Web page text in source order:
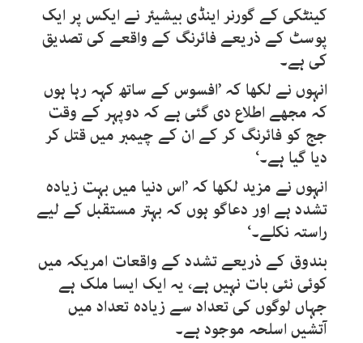
کینٹکی کے گورنر اینڈی بیشیئر نے ایکس پر ایک
پوسٹ کے ذریعے فائرنگ کے واقعے کی تصدیق
کی ہے۔
انہوں نے لکھا کہ ’افسوس کے ساتھ کہہ رہا ہوں
کہ مجھے اطلاع دی گئی ہے کہ دوپہر کے وقت
جج کو فائرنگ کر کے ان کے چیمبر میں قتل کر
دیا گیا ہے۔‘
انہوں نے مزید لکھا کہ ’اس دنیا میں بہت زیادہ
تشدد ہے اور دعاگو ہوں کہ بہتر مستقبل کے لیے
راستہ نکلے۔‘
بندوق کے ذریعے تشدد کے واقعات امریکہ میں
کوئی نئی بات نہیں ہے، یہ ایک ایسا ملک ہے
جہاں لوگوں کی تعداد سے زیادہ تعداد میں
آتشیں اسلحہ موجود ہے۔